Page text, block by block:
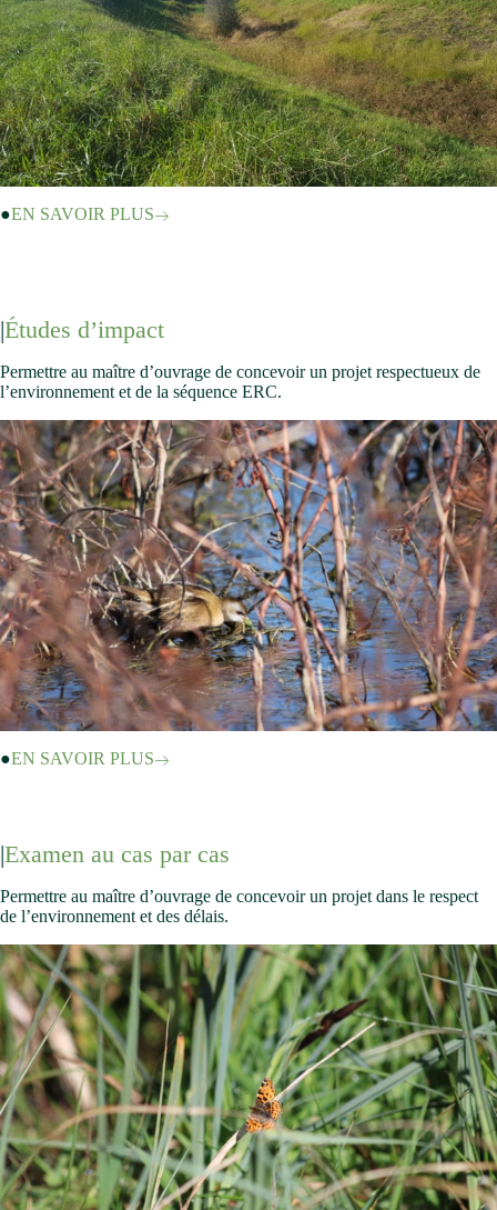
EN SAVOIR PLUS
Études d’impact
Permettre au maître d’ouvrage de concevoir un projet respectueux de
l’environnement et de la séquence ERC.
EN SAVOIR PLUS
Examen au cas par cas
Permettre au maître d’ouvrage de concevoir un projet dans le respect
de l’environnement et des délais.